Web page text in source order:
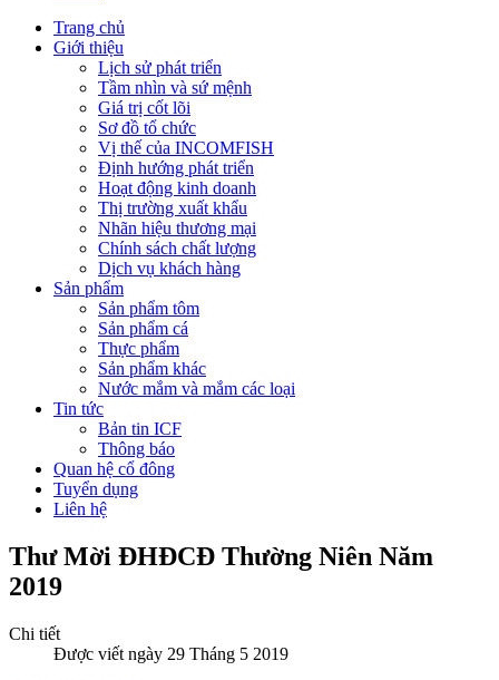
Trang chủ
Giới thiệu
Lịch sử phát triển
Tầm nhìn và sứ mệnh
Giá trị cốt lõi
Sơ đồ tổ chức
Vị thế của INCOMFISH
Định hướng phát triển
Hoạt động kinh doanh
Thị trường xuất khẩu
Nhãn hiệu thương mại
Chính sách chất lượng
Dịch vụ khách hàng
Sản phẩm
Sản phẩm tôm
Sản phẩm cá
Thực phẩm
Sản phẩm khác
Nước mắm và mắm các loại
Tin tức
Bản tin ICF
Thông báo
Quan hệ cổ đông
Tuyển dụng
Liên hệ
Thư Mời ĐHĐCĐ Thường Niên Năm
2019
Chi tiết
Được viết ngày 29 Tháng 5 2019